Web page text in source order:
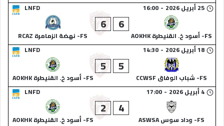
LNFD
25 أبريل 2026 -
16:00
FS- أسود خ. القنيطرة AOKHK
6
6
FS- نهضة الزمامرة RCAZ
LNFD
18 أبريل 2026 -
14:30
FS- شباب الوفاق CCWSF
5
5
FS- أسود خ. القنيطرة AOKHK
LNFD
4 أبريل 2026 -
17:00
FS- وداد سوس ASWSA
4
2
FS- أسود خ. القنيطرة AOKHK